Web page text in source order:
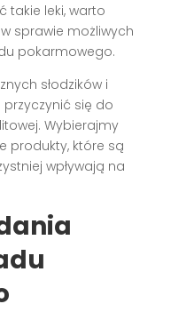
takie leki, warto
sprawie możliwych
pokarmowego.
słodzików i
się do
Wybierajmy
produkty, które są
wpływają na